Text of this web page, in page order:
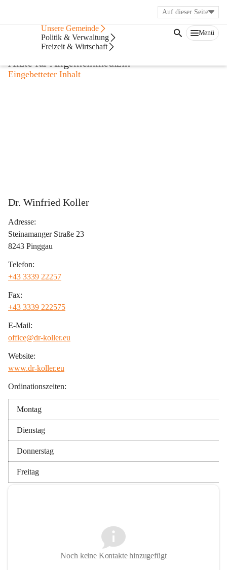
Unsere Gemeinde
Politik & Verwaltung
Freizeit & Wirtschaft
Menü
Auf dieser Seite
Ärzte
Ärzte für Allgemeinmedizin
Eingebetteter Inhalt
Dr. Winfried Koller
Adresse:
Steinamanger Straße 23
8243 Pinggau
Telefon:
+43 3339 22257
Fax:
+43 3339 222575
E-Mail:
office@dr-koller.eu
Website:
www.dr-koller.eu
Ordinationszeiten:
Montag
Dienstag
Donnerstag
Freitag
Noch keine Kontakte hinzugefügt